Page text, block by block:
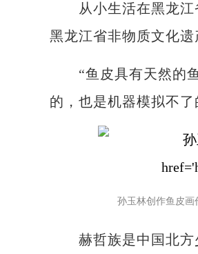
从小生活在黑龙江
黑龙江省非物质文化
“鱼皮具有天然的鱼
的，也是机器模拟不
孙玉林创作鱼皮画
赫哲族是中国北方